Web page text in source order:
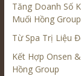
Tăng Doanh Số
Muối Hồng Group
Từ Spa Trị Liệu
Kết Hợp Onsen
Hồng Group